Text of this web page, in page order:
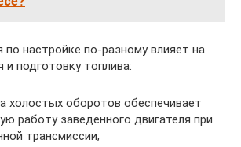
настройке по-разному влияет на
и подготовку топлива:
холостых оборотов обеспечивает
работу заведенного двигателя при
трансмиссии;